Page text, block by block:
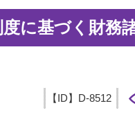
に基づく財務
【ID】 D-8512